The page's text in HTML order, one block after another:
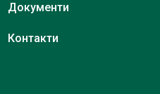
Документи
Контакти